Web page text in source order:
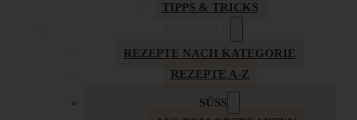
TIPPS & TRICKS
REZEPTE NACH KATEGORIE
REZEPTE A-Z
SÜSS